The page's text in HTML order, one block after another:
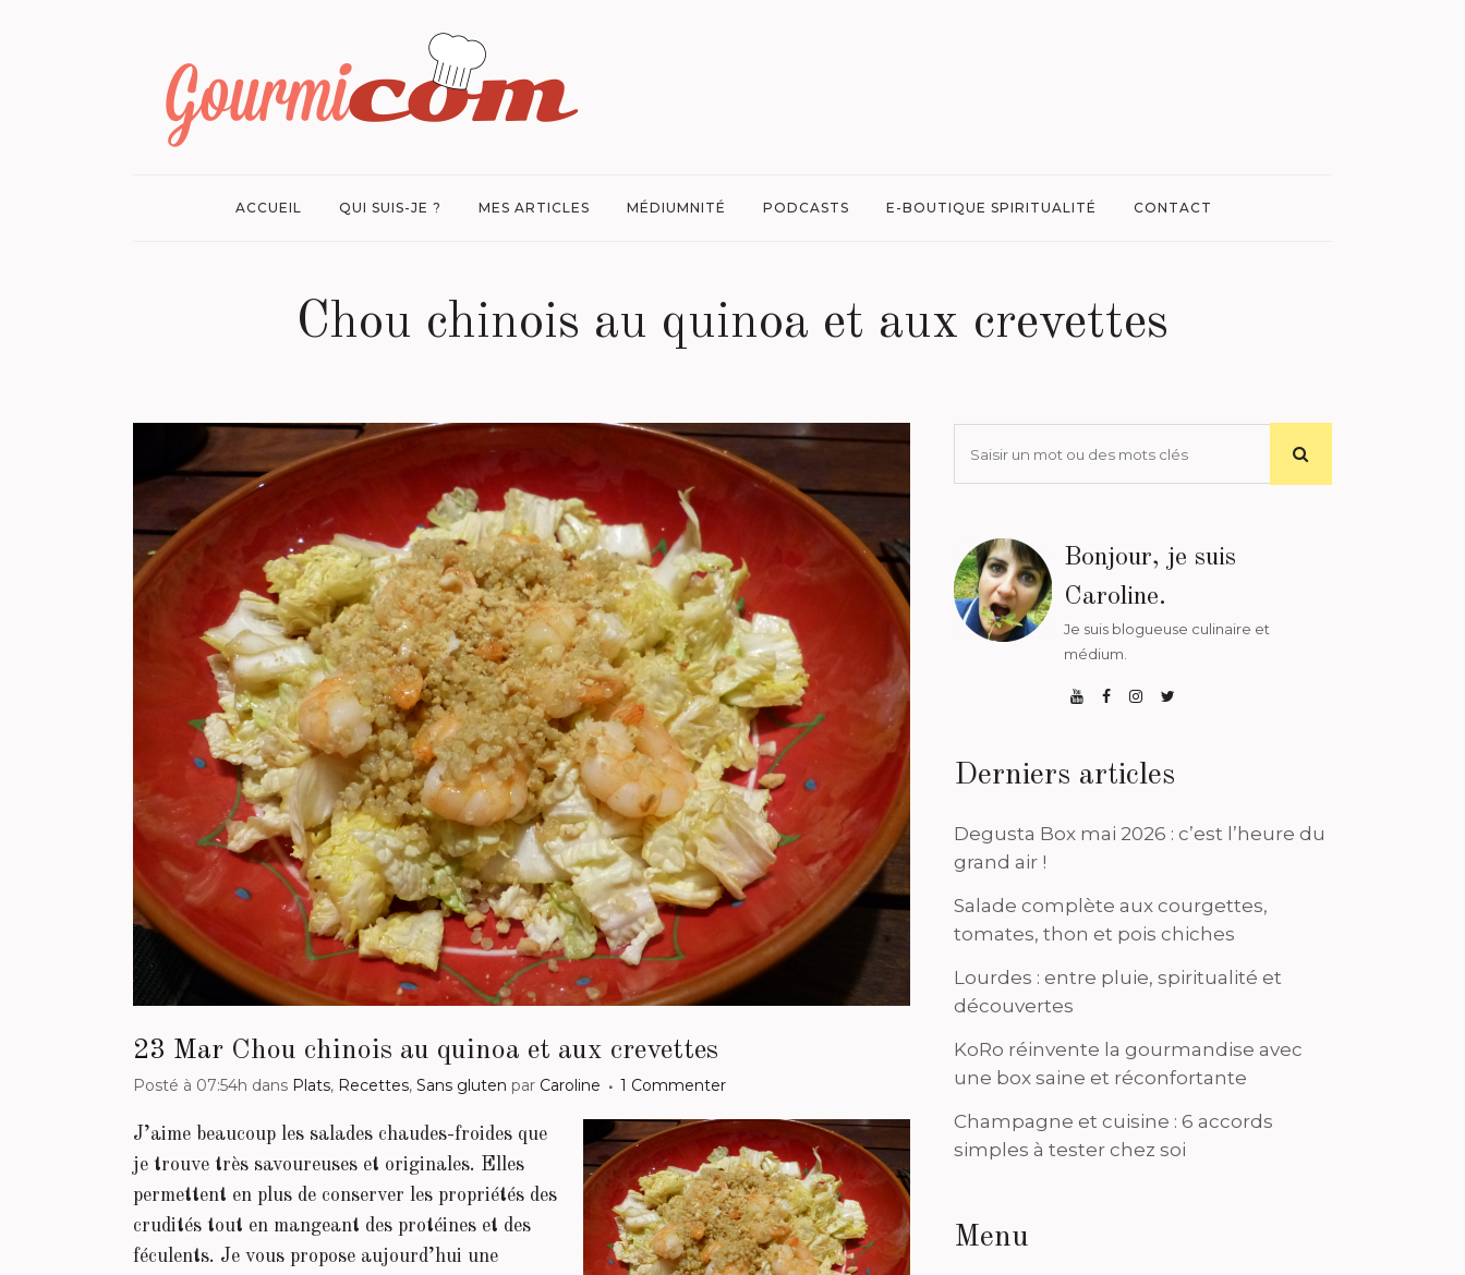
ACCUEIL QUI SUIS-JE ? MES ARTICLES MÉDIUMNITÉ PODCASTS E-BOUTIQUE SPIRITUALITÉ CONTACT
Chou chinois au quinoa et aux crevettes
23 Mar Chou chinois au quinoa et aux crevettes
Posté à 07:54h dans Plats, Recettes, Sans gluten par Caroline 1 Commenter
J’aime beaucoup les salades chaudes-froides que
je trouve très savoureuses et originales. Elles
permettent en plus de conserver les propriétés des
crudités tout en mangeant des protéines et des
féculents. Je vous propose aujourd’hui une
Bonjour, je suis
Caroline.
Je suis blogueuse culinaire et
médium.
Derniers articles
Degusta Box mai 2026 : c’est l’heure du
grand air !
Salade complète aux courgettes,
tomates, thon et pois chiches
Lourdes : entre pluie, spiritualité et
découvertes
KoRo réinvente la gourmandise avec
une box saine et réconfortante
Champagne et cuisine : 6 accords
simples à tester chez soi
Menu